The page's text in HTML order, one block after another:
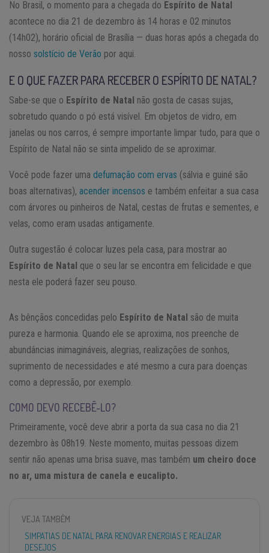
No Brasil, o momento para a chegada do Espírito de Natal
acontece no dia 21 de dezembro às 14 horas e 02 minutos
(14h02), horário oficial de Brasília — duas horas após a chegada do
nosso solstício de Verão por aqui.
E O QUE FAZER PARA RECEBER O ESPÍRITO DE NATAL?
Sabe-se que o Espírito de Natal não gosta de casas sujas,
sobretudo quando o pó está visível. Em objetos de vidro, em
janelas ou nos carros, é sempre importante limpar tudo, para que o
Espírito de Natal não se sinta impelido de se aproximar.
Você pode fazer uma defumação com ervas (sálvia e guiné são
boas alternativas), acender incensos e também enfeitar a sua casa
com árvores ou pinheiros de Natal, cestas de frutas e sementes, e
velas, como eram usadas antigamente.
Outra sugestão é colocar luzes pela casa, para mostrar ao
Espírito de Natal que o seu lar se encontra em felicidade e que
nesta ele poderá fazer seu pouso.
As bênçãos concedidas pelo Espírito de Natal são de muita
pureza e harmonia. Quando ele se aproxima, nos preenche de
abundâncias inimagináveis, alegrias, realizações de sonhos,
suprimento de necessidades e até mesmo a cura para doenças
como a depressão, por exemplo.
COMO DEVO RECEBÊ-LO?
Primeiramente, você deve abrir a porta da sua casa no dia 21
dezembro às 08h19. Neste momento, muitas pessoas dizem
sentir não apenas uma brisa suave, mas também um cheiro doce
no ar, uma mistura de canela e eucalipto.
VEJA TAMBÉM
SIMPATIAS DE NATAL PARA RENOVAR ENERGIAS E REALIZAR
DESEJOS